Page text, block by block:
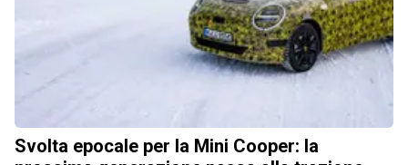
Svolta epocale per la Mini Cooper: la